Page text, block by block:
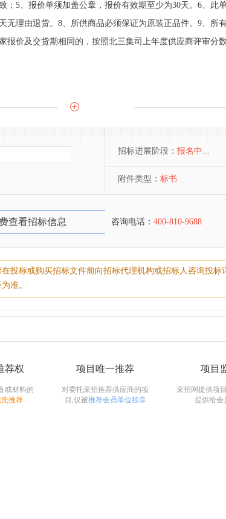
；5、报价单须加盖公章，报价有效期至少为30天。6、此
无理由退货。8、所供商品必须保证为原装正品件。9、所
报价及交货期相同的，按照北三集司上年度供应商评审分
招标进展阶段： 报名中...
附件类型： 标书
查看招标信息 咨询电话： 400-810-9688
投标或购买招标文件前向招标代理机构或招标人咨询投
准。
荐权
或材料的
推荐
项目唯一推荐
对委托采招推荐供应商的项
目,仅被推荐会员单位独享
项目
采招网提供项目
提供给会